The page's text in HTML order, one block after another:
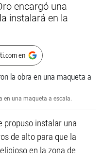
encargó una
instalará en la
en
en una maqueta a escala.
propuso instalar una
de alto para que la
en la zona de